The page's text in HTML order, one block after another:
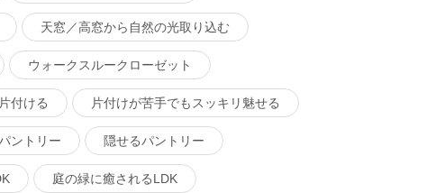
天窓／高窓から自然の光取り込む
ウォークスルークローゼット
付ける 片付けが苦手でもスッキリ魅せる
ントリー 隠せるパントリー
庭の緑に癒されるLDK